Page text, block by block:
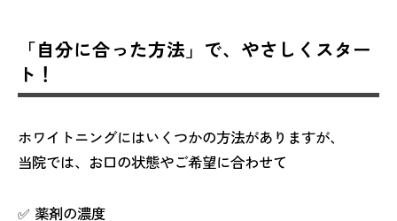
「自分に合った方法」で、やさしくスター
ト！
ホワイトニングにはいくつかの方法がありますが、
当院では、お口の状態やご希望に合わせて
✅ 薬剤の濃度